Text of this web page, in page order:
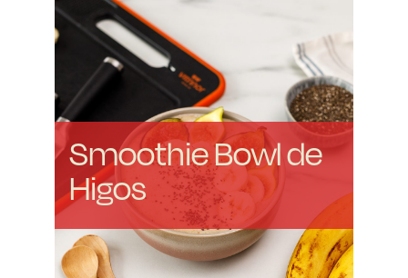
Smoothie Bowl de
Higos